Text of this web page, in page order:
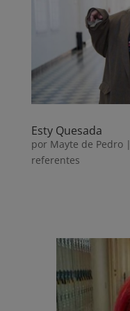
i
r
Esty Quesada
por Mayte de Pedro|
referentes